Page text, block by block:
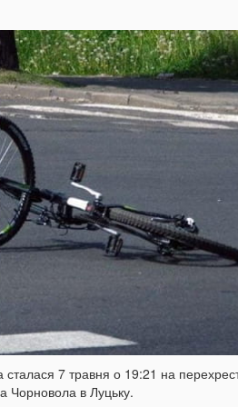
7 травня о 19:21 на
Чорновола в Луцьку.